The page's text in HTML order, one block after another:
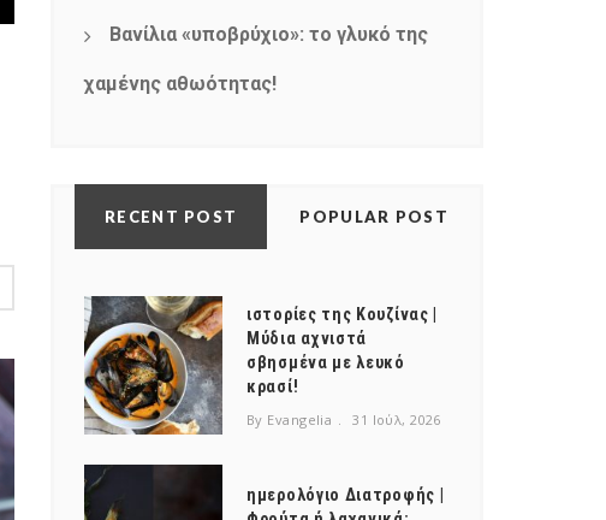
Βανίλια «υποβρύχιο»: το γλυκό της
χαμένης αθωότητας!
RECENT POST POPULAR POST
ιστορίες της Κουζίνας |
Μύδια αχνιστά
σβησμένα με λευκό
κρασί!
By Evangelia 31 Ιούλ, 2026
ημερολόγιο Διατροφής |